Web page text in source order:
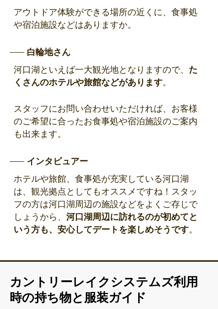
アウトドア体験ができる場所の近くに、食事処
や宿泊施設などはありますか。
白輪地さん
河口湖といえば一大観光地となりますので、 た
くさんのホテルや旅館などがあります。
スタッフにお問い合わせいただければ、お客様
のご希望に合ったお食事処や宿泊施設のご案内
も出来ます。
インタビュアー
ホテルや旅館、食事処が充実している河口湖
は、観光拠点としてもオススメですね！スタッ
フの方は河口湖周辺の施設などをよくご存じで
しょうから、 河口湖周辺に訪れるのが初めてと
いう方も、安心してデートを楽しめそうです。
カントリーレイクシステムズ利用
時の持ち物と服装ガイド